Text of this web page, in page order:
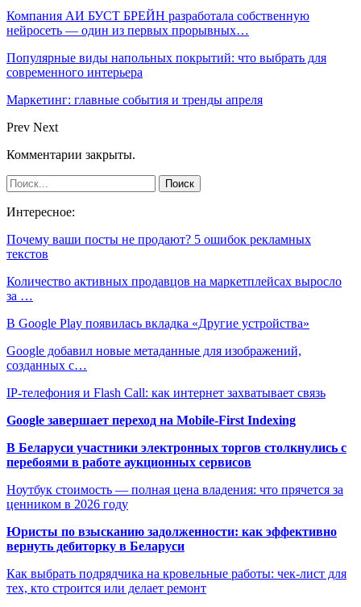
Компания АИ БУСТ БРЕЙН разработала собственную
нейросеть — один из первых прорывных…
Популярные виды напольных покрытий: что выбрать для
современного интерьера
Маркетинг: главные события и тренды апреля
Prev Next
Комментарии закрыты.
Интересное:
Почему ваши посты не продают? 5 ошибок рекламных
текстов
Количество активных продавцов на маркетплейсах выросло
за …
В Google Play появилась вкладка «Другие устройства»
Google добавил новые метаданные для изображений,
созданных с…
IP-телефония и Flash Call: как интернет захватывает связь
Google завершает переход на Mobile-First Indexing
В Беларуси участники электронных торгов столкнулись с
перебоями в работе аукционных сервисов
Ноутбук стоимость — полная цена владения: что прячется за
ценником в 2026 году
Юристы по взысканию задолженности: как эффективно
вернуть дебиторку в Беларуси
Как выбрать подрядчика на кровельные работы: чек-лист для
тех, кто строится или делает ремонт